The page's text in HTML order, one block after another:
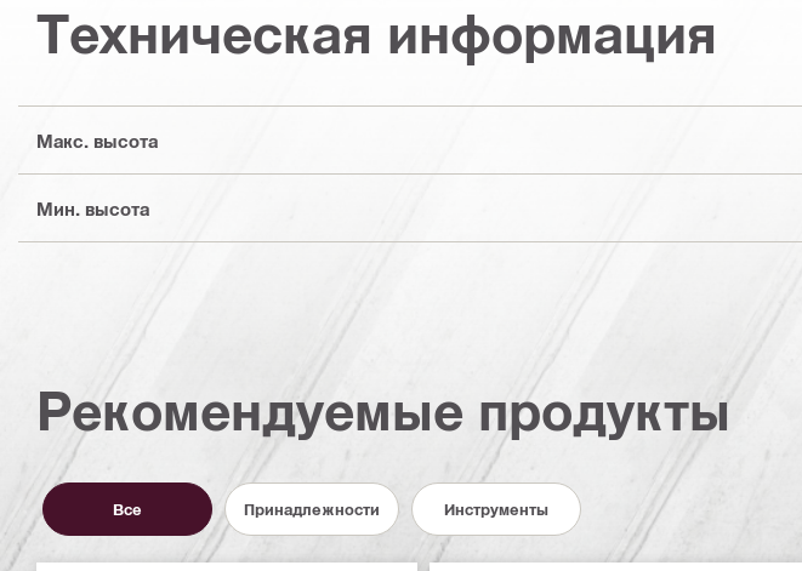
Техническая информация
Макс. высота
Мин. высота
Рекомендуемые продукты
Все Принадлежности Инструменты